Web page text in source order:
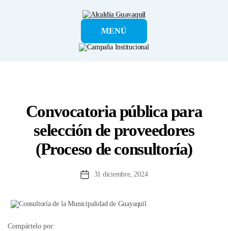
Alcaldía
GuayaquilMENÚ
Convocatoria pública para
selección de proveedores
(Proceso de consultoría)
Fecha
entrada
31 diciembre, 2024
Compártelo por: